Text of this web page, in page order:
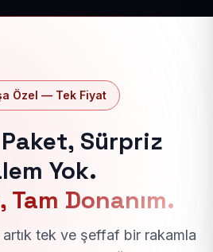
Özel — Tek Fiyat
Sürpriz
Yok.
Donanım.
tek ve şeffaf bir rakamla